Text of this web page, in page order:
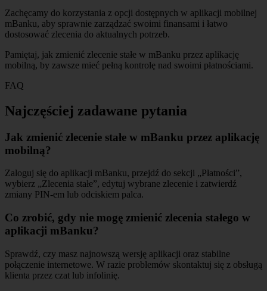
Zachęcamy do korzystania z opcji dostępnych w aplikacji mobilnej
mBanku, aby sprawnie zarządzać swoimi finansami i łatwo
dostosować zlecenia do aktualnych potrzeb.
Pamiętaj, jak zmienić zlecenie stałe w mBanku przez aplikację
mobilną, by zawsze mieć pełną kontrolę nad swoimi płatnościami.
FAQ
Najczęściej zadawane pytania
Jak zmienić zlecenie stałe w mBanku przez aplikację
mobilną?
Zaloguj się do aplikacji mBanku, przejdź do sekcji „Płatności”,
wybierz „Zlecenia stałe”, edytuj wybrane zlecenie i zatwierdź
zmiany PIN-em lub odciskiem palca.
Co zrobić, gdy nie mogę zmienić zlecenia stałego w
aplikacji mBanku?
Sprawdź, czy masz najnowszą wersję aplikacji oraz stabilne
połączenie internetowe. W razie problemów skontaktuj się z obsługą
klienta przez czat lub infolinię.